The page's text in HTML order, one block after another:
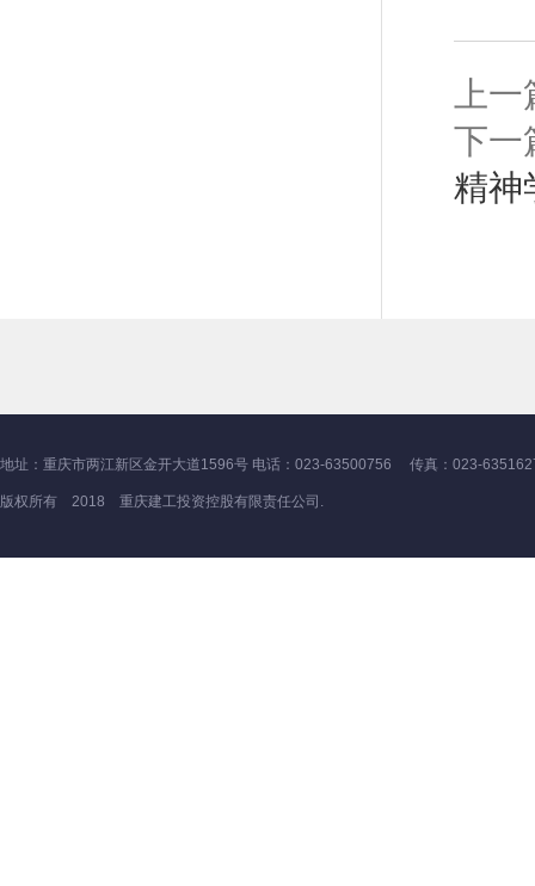
上
下
精神
地址：重庆市两江新区金开大道1596号 电话：023-63500756 传真：023-
版权所有 2018 重庆建工投资控股有限责任公司.